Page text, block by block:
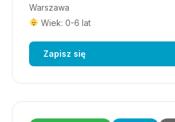
Warszawa
Wiek: 0-6 lat
Zapisz się